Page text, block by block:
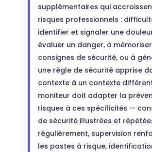
supplémentaires qui
risques professionnels :
identifier et signaler une
évaluer un danger, à
consignes de sécurité, ou à
une règle de sécurité apprise
contexte à un contexte
moniteur doit adapter la
risques à ces spécificités —
de sécurité illustrées et
régulièrement, supervision
les postes à risque,